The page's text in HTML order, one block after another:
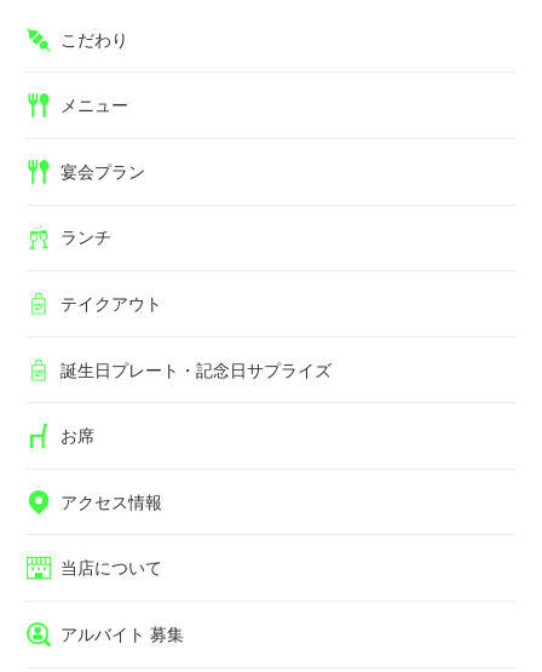
こだわり
メニュー
宴会プラン
ランチ
テイクアウト
誕生日プレート・記念日サプライズ
お席
アクセス情報
当店について
アルバイト 募集